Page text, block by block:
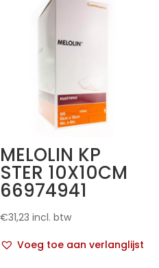
MELOLIN KP
STER 10X10CM
66974941
€31,23 incl. btw
Voeg toe aan verlanglijst